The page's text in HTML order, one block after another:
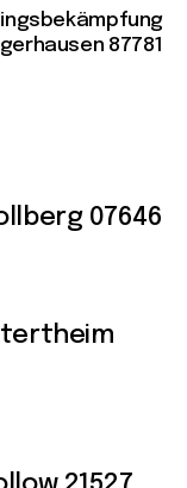
87781
07646